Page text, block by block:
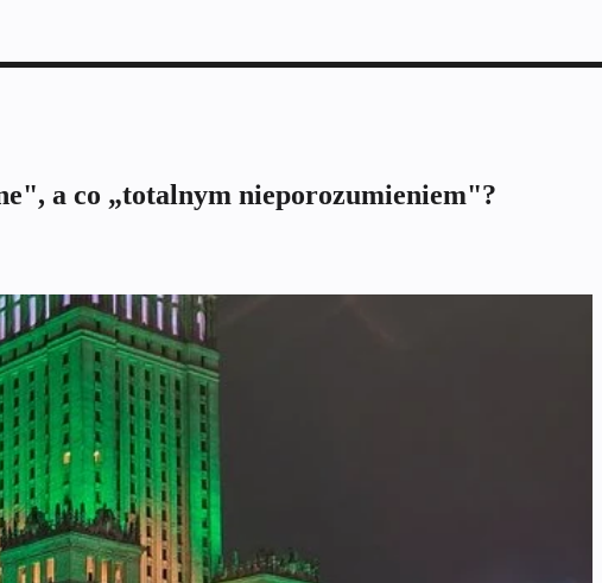
a co „totalnym nieporozumieniem"?